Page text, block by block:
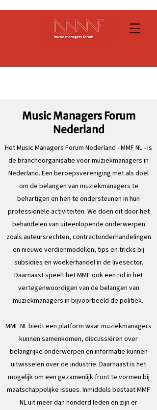
Music Managers Forum
Nederland
Het Music Managers Forum Nederland - MMF NL - is
de brancheorganisatie voor muziekmanagers in
Nederland. Een beroepsvereniging met als doel
om de belangen van muziekmanagers te
behartigen en hen te ondersteunen in hun
professionele activiteiten. We doen dit door het
behandelen van uiteenlopende onderwerpen
zoals auteursrechten, contractonderhandelingen
en nieuwe verdienmodellen, tips en tricks bij
subsidies en woekerhandel in de livesector.
Daarnaast speelt het MMF ook een rol in het
vertegenwoordigen van de belangen van
muziekmanagers in bijvoorbeeld de politiek.
MMF NL biedt een platform waar muziekmanagers
kunnen samenkomen, discussiëren over
belangrijke onderwerpen en informatie kunnen
uitwisselen over de industrie. Daarnaast is het
mogelijk om een gezamenlijk front te vormen bij
maatschappelijke issues. Inmiddels bestaat MMF
NL uit meer dan honderd leden en zijn er